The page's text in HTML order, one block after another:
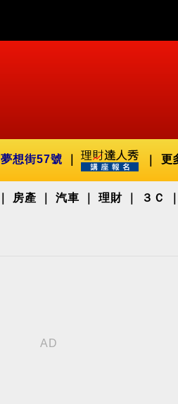
夢想街57號 更
房產 汽車 理財 ３Ｃ